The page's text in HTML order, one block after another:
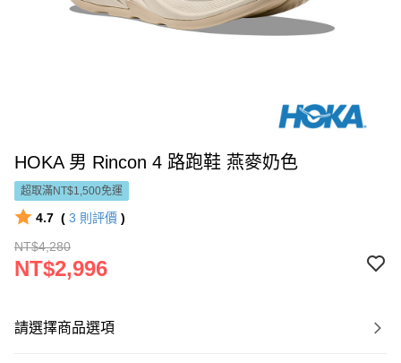
HOKA 男 Rincon 4 路跑鞋 燕麥奶色
超取滿NT$1,500免運
4.7 ( 3 則評價 )
NT$4,280
NT$2,996
請選擇商品選項